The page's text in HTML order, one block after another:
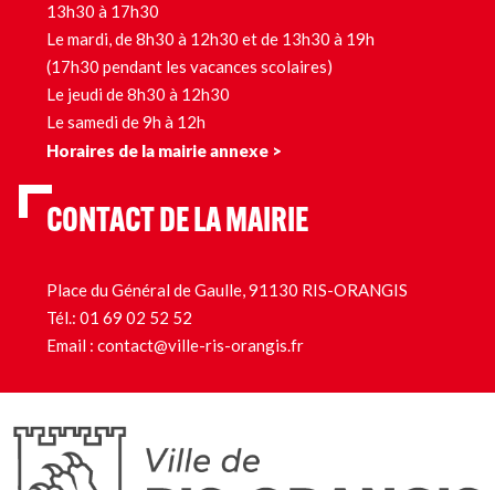
13h30 à 17h30
Le mardi, de 8h30 à 12h30 et de 13h30 à 19h
(17h30 pendant les vacances scolaires)
Le jeudi de 8h30 à 12h30
Le samedi de 9h à 12h
Horaires de la mairie annexe >
CONTACT DE LA MAIRIE
Place du Général de Gaulle, 91130 RIS-ORANGIS
Tél.: 01 69 02 52 52
Email : contact@ville-ris-orangis.fr